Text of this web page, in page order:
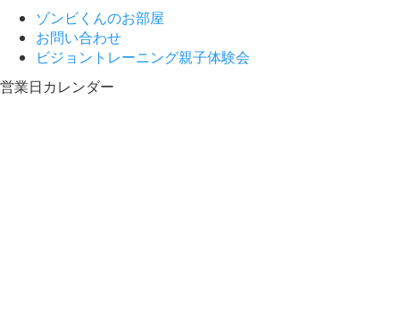
ゾンビくんのお部屋
お問い合わせ
ビジョントレーニング親子体験会
営業日カレンダー